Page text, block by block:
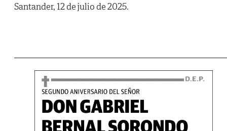
Santander, 12 de julio de 2025.